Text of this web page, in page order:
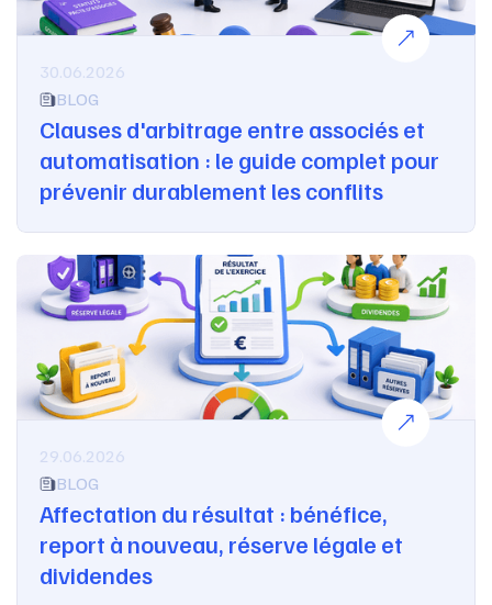
30.06.2026
BLOG
Clauses d'arbitrage entre associés et
automatisation : le guide complet pour
prévenir durablement les conflits
29.06.2026
BLOG
Affectation du résultat : bénéfice,
report à nouveau, réserve légale et
dividendes